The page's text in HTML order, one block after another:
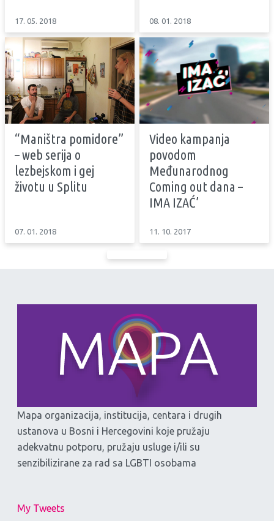
17. 05. 2018 08. 01. 2018
“Maništra pomidore”
– web serija o
lezbejskom i gej
životu u Splitu
07. 01. 2018
Video kampanja
povodom
Međunarodnog
Coming out dana –
IMA IZAĆ’
11. 10. 2017
Mapa organizacija, institucija, centara i drugih
ustanova u Bosni i Hercegovini koje pružaju
adekvatnu potporu, pružaju usluge i/ili su
senzibilizirane za rad sa LGBTI osobama
My Tweets